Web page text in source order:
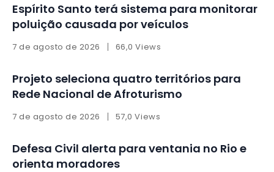
Espírito Santo terá sistema para monitorar
poluição causada por veículos
7 de agosto de 2026 66,0 Views
Projeto seleciona quatro territórios para
Rede Nacional de Afroturismo
7 de agosto de 2026 57,0 Views
Defesa Civil alerta para ventania no Rio e
orienta moradores